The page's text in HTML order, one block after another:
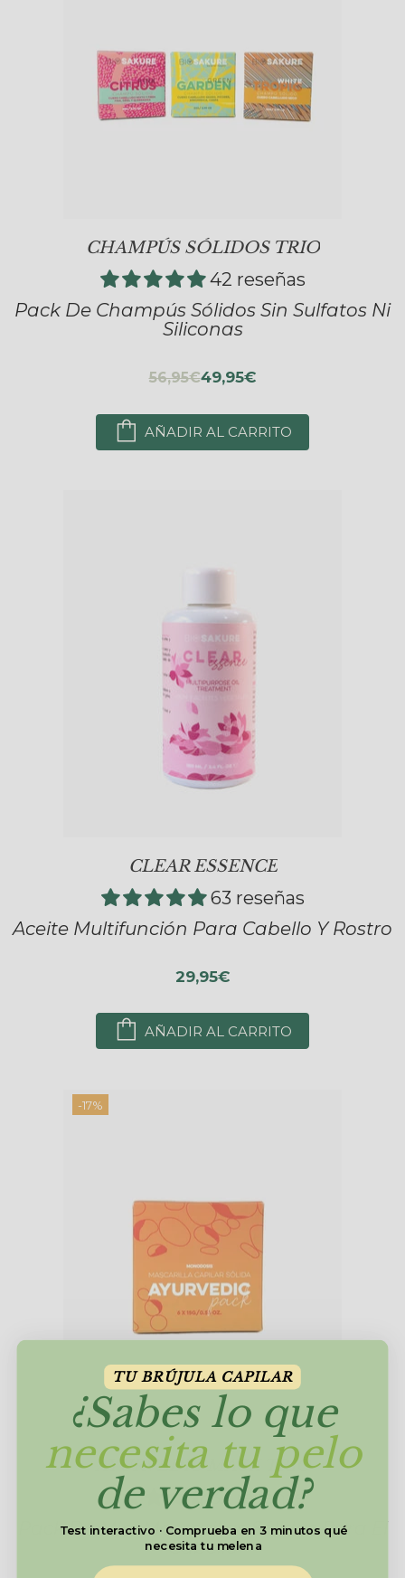
CHAMPÚS SÓLIDOS TRIO
42 reseñas
Pack De Champús Sólidos Sin Sulfatos Ni
Siliconas
56,95€49,95€
AÑADIR AL CARRITO
CLEAR ESSENCE
63 reseñas
Aceite Multifunción Para Cabello Y Rostro
29,95€
AÑADIR AL CARRITO
-17%
AYURVEDIC MASK TRIO
32 reseñas
Pack De Mini Mascarillas Sólidas Para El
Cabello
TU BRÚJULA CAPILAR
¿Sabes lo que
necesita tu pelo
de verdad?
Test interactivo · Comprueba en 3 minutos qué
necesita tu melena